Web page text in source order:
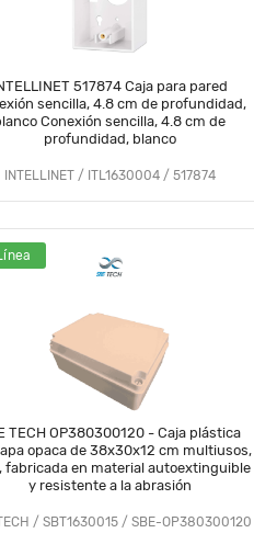
517874 Caja para pared
sencilla, 4.8 cm de profundidad,
Conexión sencilla, 4.8 cm de
profundidad, blanco
INTELLINET / ITL1630004 / 517874
TECH OP380300120 - Caja plástica
opaca de 38x30x12 cm multiusos,
fabricada en material autoextinguible
y resistente a la abrasión
/ SBT1630015 / SBE-OP380300120